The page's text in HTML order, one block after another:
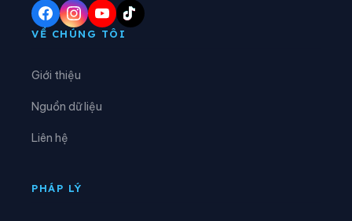
Xã Ba Chẽ
Xã Hải Sơn
VỀ CHÚNG TÔI
Giới thiệu
Nguồn dữ liệu
Liên hệ
PHÁP LÝ